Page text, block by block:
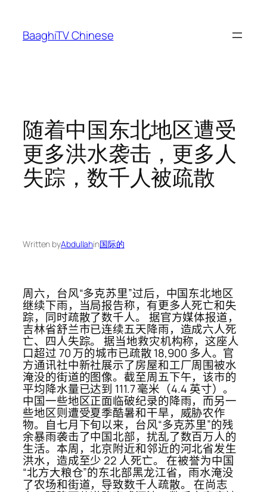
content
BaaghiTV Chinese
随着中国东北地区遭受
更多洪水袭击，更多人
失踪，数千人被疏散
Written byAbdullahin国际的
周六，台风“多克苏里”过后，中国东北地区
继续下雨，当局报告称，有更多人死亡和失
踪，同时疏散了数千人。 据官方媒体报道，
吉林省舒兰市已连续五天降雨，造成六人死
亡、四人失踪。 据当地救灾机构称，这座人
口超过 70 万的城市已疏散 18,900 多人。官
方通讯社中新社展示了房屋和工厂周围被水
淹没的街道的图像。截至周五下午，该市的
平均降水量已达到 111.7 毫米（4.4 英寸）。
中国一些地区正面临破纪录的降雨，而另一
些地区则遭受夏季酷暑和干旱，威胁农作
物。自七月下旬以来，台风“多克苏里”的残
余暴雨袭击了中国北部，扰乱了数百万人的
生活。本周，北京附近和邻近的河北省发生
洪水，造成至少 22 人死亡。 在被誉为中国
“北方大粮仓”的东北部黑龙江省，雨水淹没
了农场和街道，导致数千人疏散。 在尚志